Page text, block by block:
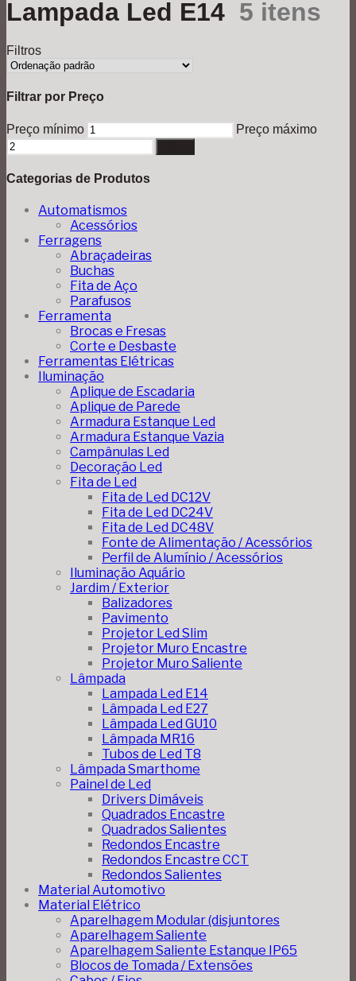
Lampada Led E14 5 itens
Filtros
Filtrar por Preço
Preço mínimo Preço máximo
Categorias de Produtos
Automatismos
Acessórios
Ferragens
Abraçadeiras
Buchas
Fita de Aço
Parafusos
Ferramenta
Brocas e Fresas
Corte e Desbaste
Ferramentas Elétricas
Iluminação
Aplique de Escadaria
Aplique de Parede
Armadura Estanque Led
Armadura Estanque Vazia
Campânulas Led
Decoração Led
Fita de Led
Fita de Led DC12V
Fita de Led DC24V
Fita de Led DC48V
Fonte de Alimentação / Acessórios
Perfil de Alumínio / Acessórios
Iluminação Aquário
Jardim / Exterior
Balizadores
Pavimento
Projetor Led Slim
Projetor Muro Encastre
Projetor Muro Saliente
Lâmpada
Lampada Led E14
Lâmpada Led E27
Lâmpada Led GU10
Lâmpada MR16
Tubos de Led T8
Lâmpada Smarthome
Painel de Led
Drivers Dimáveis
Quadrados Encastre
Quadrados Salientes
Redondos Encastre
Redondos Encastre CCT
Redondos Salientes
Material Automotivo
Material Elétrico
Aparelhagem Modular (disjuntores
Aparelhagem Saliente
Aparelhagem Saliente Estanque IP65
Blocos de Tomada / Extensões